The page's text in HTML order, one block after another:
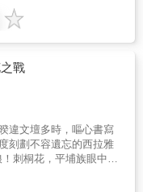
及各原住民族正名、身
立法保障等，但原住民
與困境真的有獲得改
義，看見都會原住民的
眾正視、關注都會原住
題，進而從原住民政
、文化與教育等根本的
求解決問題之有效途
圖像以及當時作者紀錄
二○一一年重返八尺門之
國境邊陲．蘭嶼1987》
題緣起於台灣少數民族
其總人口數大約佔全台
門報告》發表同時期，
權益，台灣原住民掀起
運動，並於1984年成立
權利促進會」，爭取原
以原住民知識青年為中
不僅提倡「部落主
鄉，爭取原住民的身分
族群與文化政策等訴
去了，原住民社會運動
戰
違文壇多時，嘔心書寫
刻劃不容遺忘的西拉雅
刺桐花，平埔族眼中守
抗清行動中，頭戴火紅